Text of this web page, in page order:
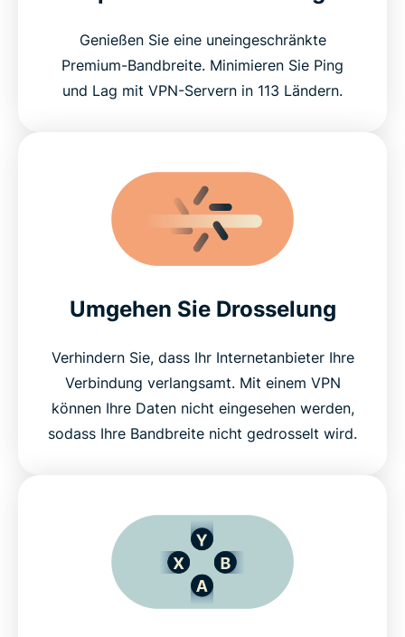
Genießen Sie eine uneingeschränkte
Premium-Bandbreite. Minimieren Sie Ping
und Lag mit VPN-Servern in 113 Ländern.
Umgehen Sie Drosselung
Verhindern Sie, dass Ihr Internetanbieter Ihre
Verbindung verlangsamt. Mit einem VPN
können Ihre Daten nicht eingesehen werden,
sodass Ihre Bandbreite nicht gedrosselt wird.